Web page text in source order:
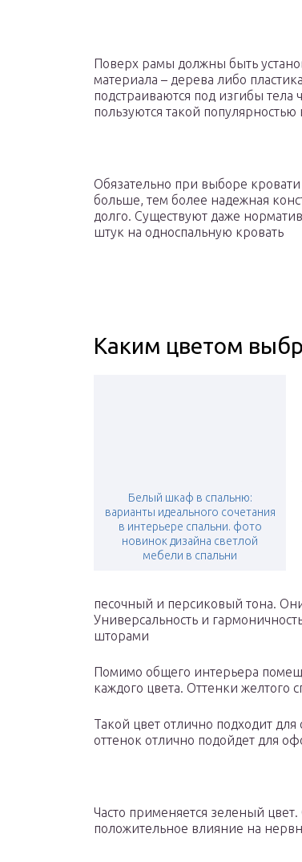
Поверх рамы должны быть
материала – дерева либо
подстраиваются под изгибы
пользуются такой популярностью
Обязательно при выборе
больше, тем более надежная
долго. Существуют даже
штук на односпальную кровать
Каким цветом
Белый шкаф в спальню:
варианты идеального сочетания
в интерьере спальни. фото
новинок дизайна светлой
мебели в спальни
песочный и персиковый тона.
Универсальность и
шторами
Помимо общего интерьера
каждого цвета. Оттенки желтого
Такой цвет отлично подходит
оттенок отлично подойдет для
Часто применяется зеленый
положительное влияние на